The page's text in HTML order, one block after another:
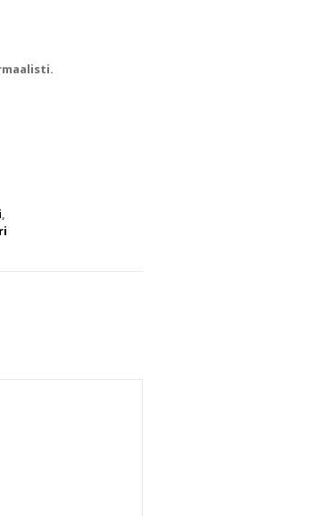
TERÄSPOTKURI QUANTITY
,